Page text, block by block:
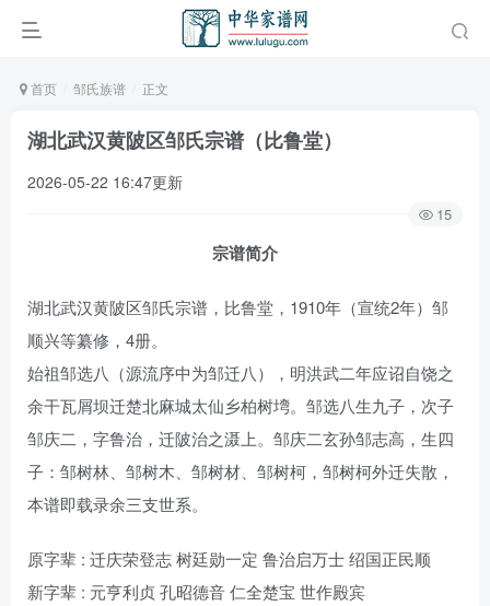
首页 邹氏族谱 正文
湖北武汉黄陂区邹氏宗谱（比鲁堂）
2026-05-22 16:47更新
15
宗谱简介
湖北武汉黄陂区邹氏宗谱，比鲁堂，1910年（宣统2年）邹
顺兴等纂修，4册。
始祖邹选八（源流序中为邹迁八），明洪武二年应诏自饶之
余干瓦屑坝迁楚北麻城太仙乡柏树塆。邹选八生九子，次子
邹庆二，字鲁治，迁陂治之滠上。邹庆二玄孙邹志高，生四
子：邹树林、邹树木、邹树材、邹树柯，邹树柯外迁失散，
本谱即载录余三支世系。
原字辈 : 迁庆荣登志 树廷勋一定 鲁治启万士 绍国正民顺
新字辈 : 元亨利贞 孔昭德音 仁全楚宝 世作殿宾